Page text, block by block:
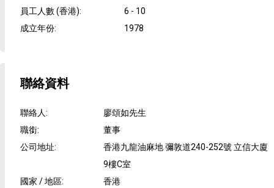
員工人數 (香港):
6 - 10
成立年份: 1978
聯絡資料
聯絡人:
廖頌如先生
職銜:
董事
公司地址:
香港九龍油麻地 彌敦道240-252號 立信大廈
9樓C室
國家 / 地區: 香港